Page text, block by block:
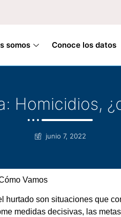
somos Conoce los datos
Homicidios,
junio 7, 2022
Vamos
son situaciones que
medidas decisivas, las